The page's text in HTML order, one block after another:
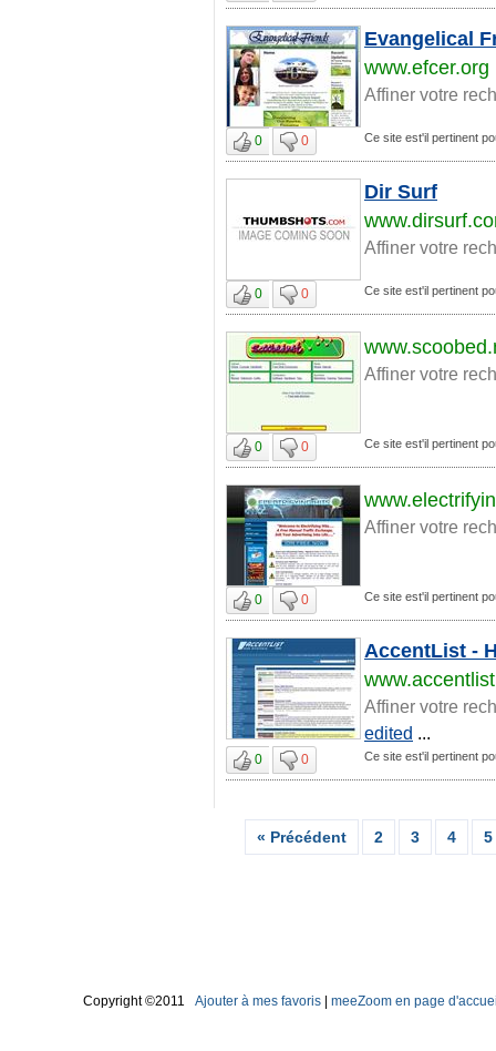
Evangelical
www.efcer.org
Affiner votre
0 0 Ce site est'il pertinent
Dir Surf
Affiner votre
0 0 Ce site est'il pertinent
Affiner votre
0 0 Ce site est'il pertinent
Affiner votre
0 0 Ce site est'il pertinent
AccentList -
Affiner votre
edited ...
0 0 Ce site est'il pertinent
5
4
3
2
« Précédent
Copyright ©2011 Ajouter à mes favoris meeZoom en page